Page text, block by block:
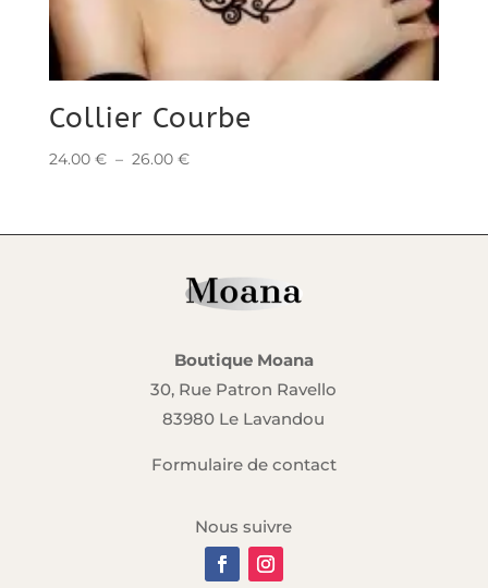
Collier Courbe
24.00 € – 26.00 €Plage
24.00 €
26.00 €
Boutique Moana
30, Rue Patron Ravello
83980 Le Lavandou
Formulaire de contact
Nous suivre